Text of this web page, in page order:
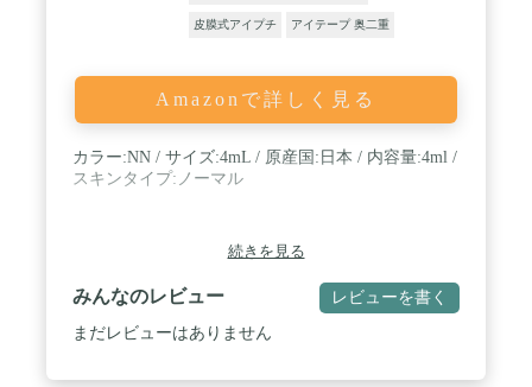
皮膜式アイプチ アイテープ 奥二重
Amazonで詳しく見る
カラー:NN / サイズ:4mL / 原産国:日本 / 内容量:4ml /
スキンタイプ:ノーマル
続きを見る
みんなのレビュー レビューを書く
まだレビューはありません